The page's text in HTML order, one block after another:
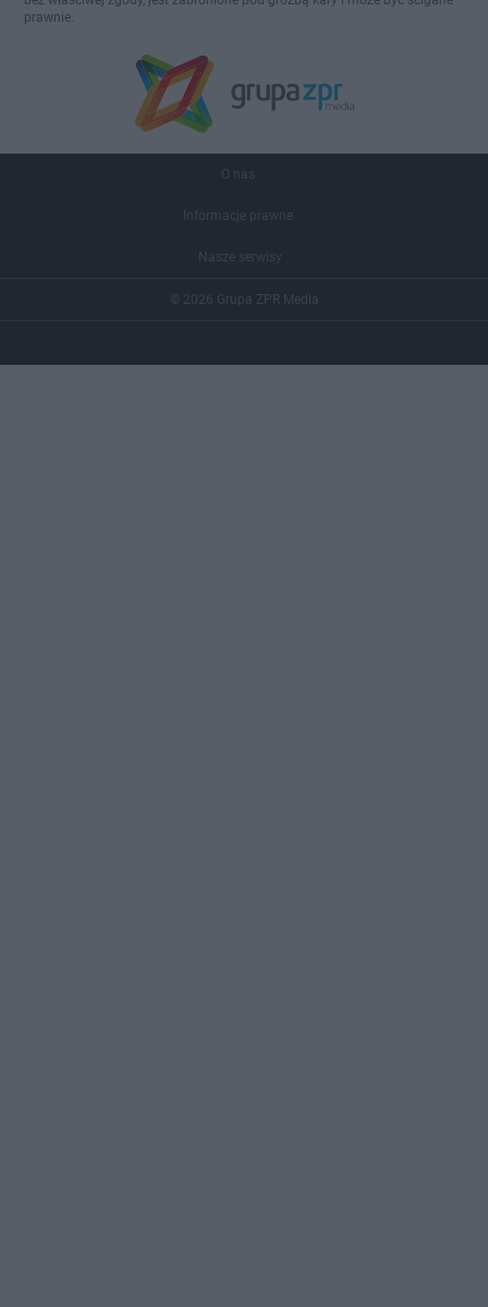
prawnie.
O nas
Informacje prawne
Nasze serwisy
© 2026 Grupa ZPR Media